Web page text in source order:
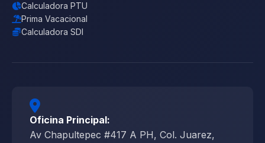
Calculadora PTU
Prima Vacacional
Calculadora SDI
Oficina Principal:
Av Chapultepec #417 A PH, Col. Juarez,